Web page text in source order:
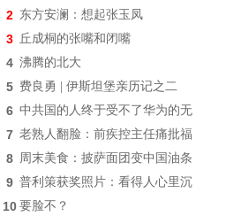
2 东方安澜：想起张玉凤
3 丘成桐的张嘴和闭嘴
4 沸腾的北大
5 费良勇 | 伊斯坦堡亲历记之二
6 中共国的人终于受不了华为的无
7 老熟人翻脸：前疾控主任痛批福
8 周末美食：披萨面团变中国油条
9 普利策获奖照片：看得人心里沉
10 要脸不？